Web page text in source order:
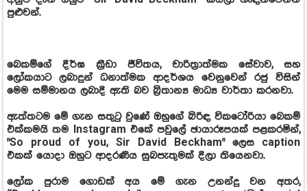
පුළුවන්.
බෙකම්ගේ දීර්ඝ ක්‍රීඩා ජීවිතය, චාරිත්‍රාත්මක සේවාව, සහ
ලෝකයාට ලබාදුන් ධනාත්මක ආදර්ශය වෙනුවෙන් රජු විසින්
මෙම සම්මානය ලබාදී ඇති බව බ්‍රිතාන්‍ය මාධ්‍ය වාර්තා කරනවා.
ඇත්තටම මේ ගැන සතුටු වුණේ ඔහුගේ බිරිඳ විකටෝරියා බෙකම්
එක්කමයි තම Instagram එකේ පවුලේ ඡායාරූපයක් පළකරමින්,
"So proud of you, Sir David Beckham" ලෙස caption
එකක් යොදා ඔහුට ආදරණීය සුබපැතුමක් දීලා තියෙනවා.
ලෝක පුරාම ගොඩක් අය මේ ගැන උනන්දු වන අතර,